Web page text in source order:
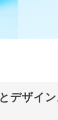
デザイ